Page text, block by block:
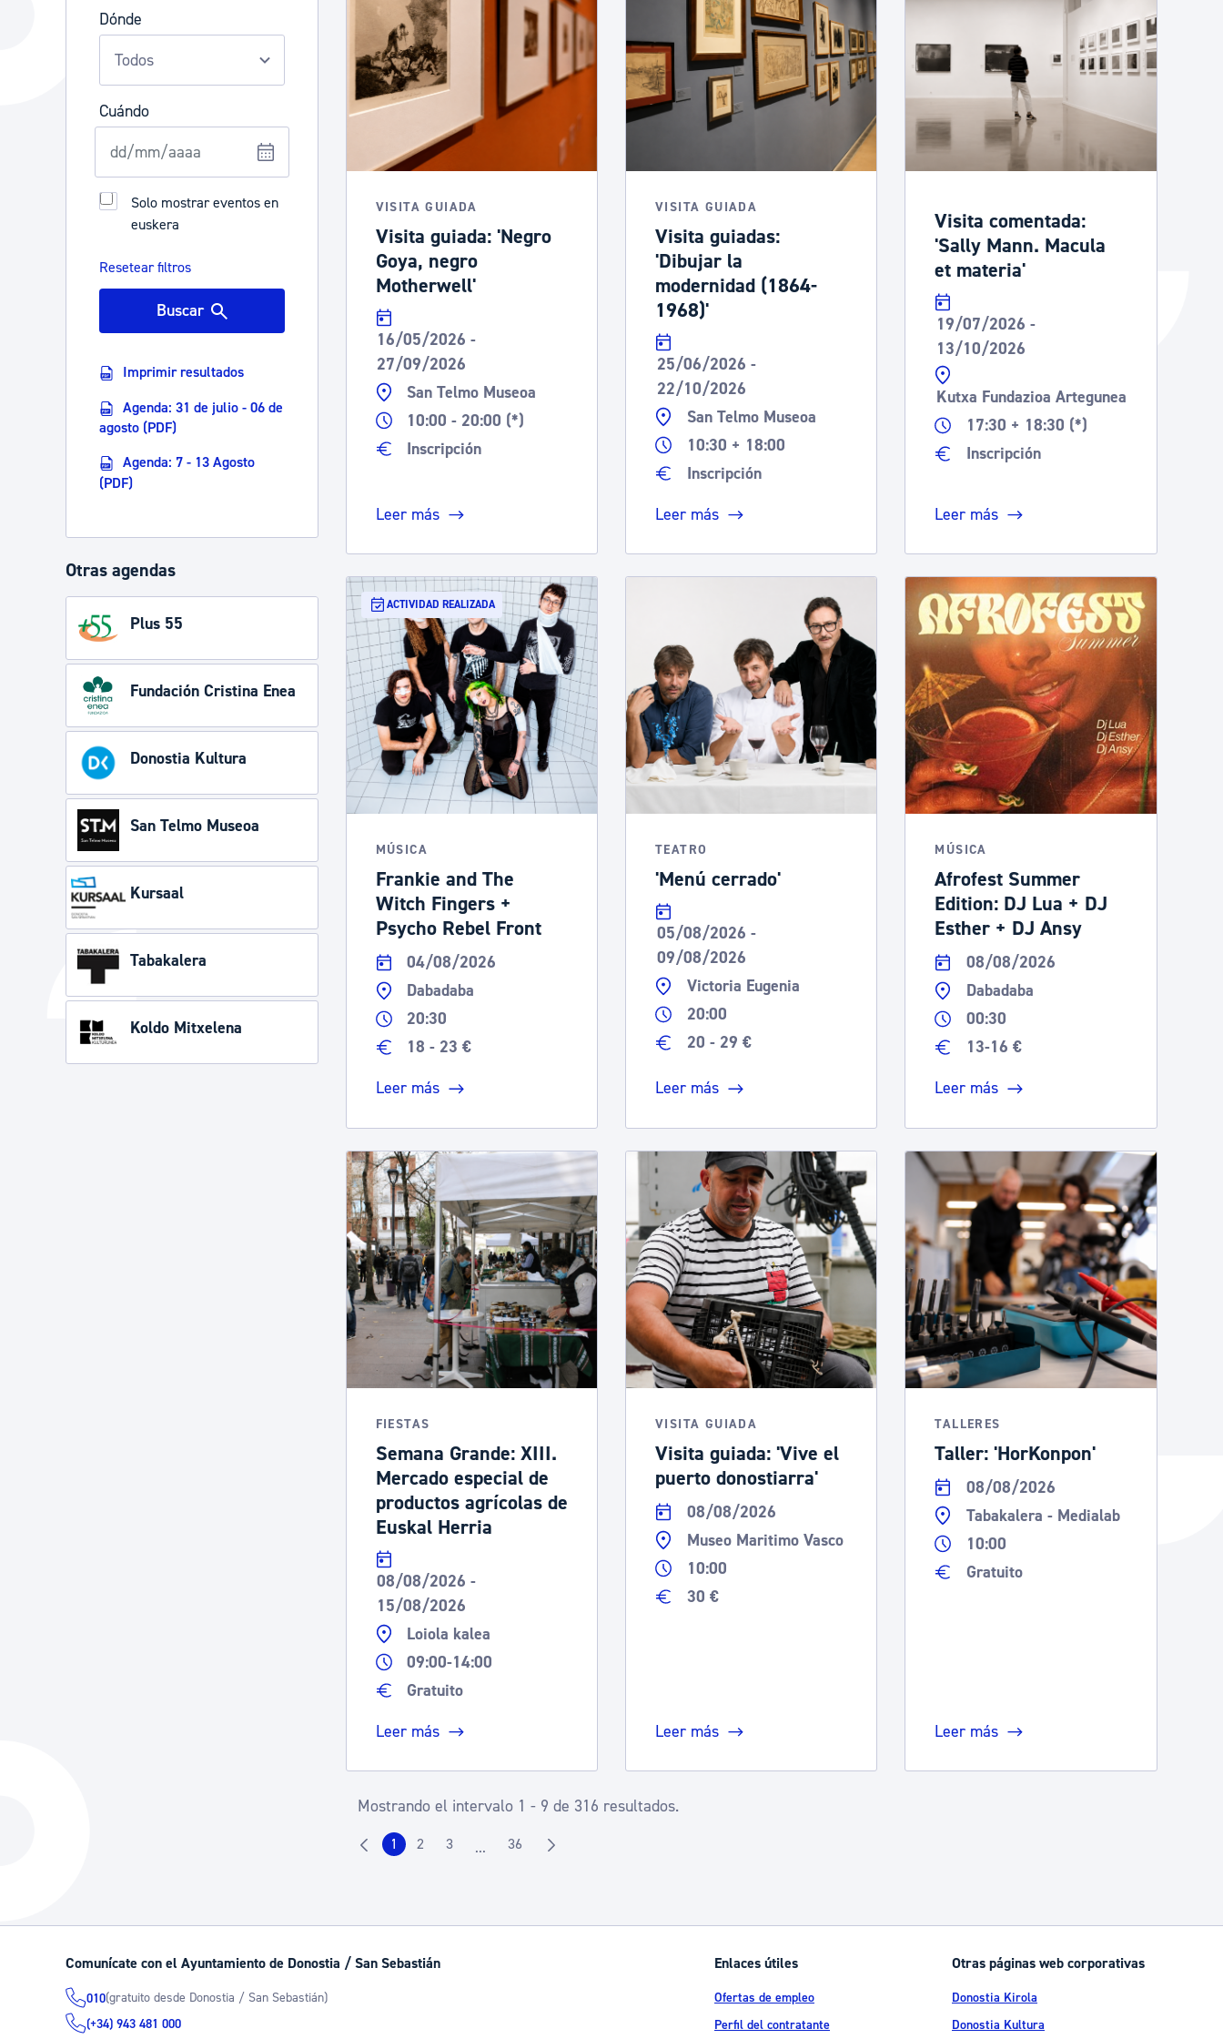
La ciudad
La ciudad ahora
Descubre la ciudad
La ciudad futura
Actualidad
Noticias
Avisos
Agenda cultural
Administración municipal
Tablón de anuncios oficiales
Calendario fiscal
Portal de transparencia
Catálogo de trámites
Ayuda a la tramitación
Dónde
Cuándo
Solo mostrar eventos en
euskera
Resetear filtros
Buscar
Imprimir resultados
Agenda: 31 de julio - 06 de
agosto (PDF)
Agenda: 7 - 13 Agosto
(PDF)
Otras agendas
Plus 55
Fundación Cristina Enea
Donostia Kultura
San Telmo Museoa
Kursaal
Tabakalera
Koldo Mitxelena
VISITA GUIADA
Visita guiada: 'Negro
Goya, negro
Motherwell'
16/05/2026 -
27/09/2026
San Telmo Museoa
10:00 - 20:00 (*)
Inscripción
Leer más
VISITA GUIADA
Visita guiadas:
'Dibujar la
modernidad (1864-
1968)'
25/06/2026 -
22/10/2026
San Telmo Museoa
10:30 + 18:00
Inscripción
Leer más
Visita comentada:
'Sally Mann. Macula
et materia'
19/07/2026 -
13/10/2026
Kutxa Fundazioa Artegunea
17:30 + 18:30 (*)
Inscripción
Leer más
ACTIVIDAD REALIZADA
MÚSICA
Frankie and The
Witch Fingers +
Psycho Rebel Front
04/08/2026
Dabadaba
20:30
18 - 23 €
Leer más
TEATRO
'Menú cerrado'
05/08/2026 -
09/08/2026
Victoria Eugenia
20:00
20 - 29 €
Leer más
MÚSICA
Afrofest Summer
Edition: DJ Lua + DJ
Esther + DJ Ansy
08/08/2026
Dabadaba
00:30
13-16 €
Leer más
FIESTAS
Semana Grande: XIII.
Mercado especial de
productos agrícolas de
Euskal Herria
08/08/2026 -
15/08/2026
Loiola kalea
09:00-14:00
Gratuito
Leer más
VISITA GUIADA
Visita guiada: 'Vive el
puerto donostiarra'
08/08/2026
Museo Maritimo Vasco
10:00
30 €
Leer más
TALLERES
Taller: 'HorKonpon'
08/08/2026
Tabakalera - Medialab
10:00
Gratuito
Leer más
Mostrando el intervalo 1 - 9 de 316 resultados.
Página
1 Página
2 Página
3 ...Páginas intermedias Use TAB para desplazarse.
Página
36
Comunícate con el Ayuntamiento de Donostia / San Sebastián
010(gratuito desde Donostia / San Sebastián)
(+34) 943 481 000
Enlaces útiles
Ofertas de empleo
Perfil del contratante
Otras páginas web corporativas
Donostia Kirola
Donostia Kultura